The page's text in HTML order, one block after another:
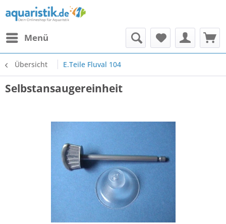
Menü
Übersicht E.Teile Fluval 104
Selbstansaugereinheit